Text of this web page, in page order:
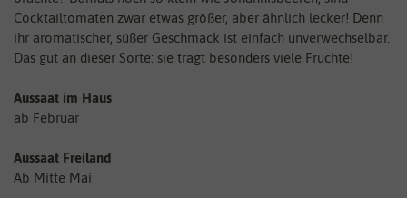
Cocktailtomaten zwar etwas größer, aber ähnlich lecker! Denn
ihr aromatischer, süßer Geschmack ist einfach unverwechselbar.
Das gut an dieser Sorte: sie trägt besonders viele Früchte!
Aussaat im Haus
ab Februar
Aussaat Freiland
Ab Mitte Mai